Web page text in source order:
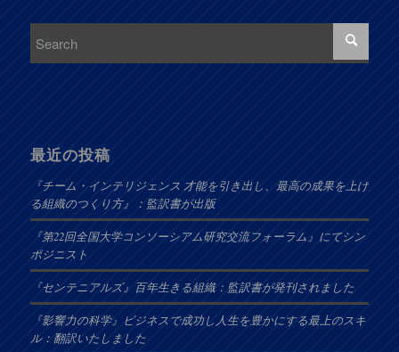
最近の投稿
『チーム・インテリジェンス 才能を引き出し、最高の成果を上げ
る組織のつくり方』：監訳書が出版
『第22回全国大学コンソーシアム研究交流フォーラム』にてシン
ポジニスト
『センテニアルズ』百年生きる組織：監訳書が発刊されました
『影響力の科学』ビジネスで成功し人生を豊かにする最上のスキ
ル：翻訳いたしました